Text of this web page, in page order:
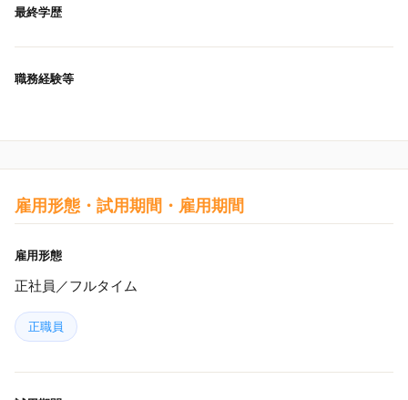
最終学歴
職務経験等
雇用形態・試用期間・雇用期間
雇用形態
正社員／フルタイム
正職員